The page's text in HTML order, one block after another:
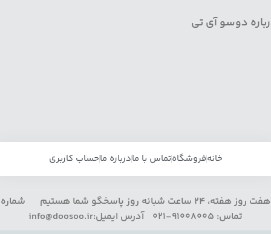
دوسو آی تی
خانهفروشگاهتماس با مادرباره ماحساب کاربری
هفت روز هفته، 24 ساعت شبانه روز پاسخگو شما هستیم شماره
تماس: 91008005-021 آدرس ایمیل:info@doosoo.ir